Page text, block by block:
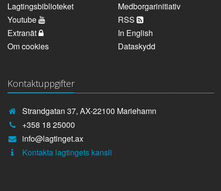
Lagtingsbiblioteket
Medborgarinitiativ
Youtube
RSS
Extranät
In English
Om cookies
Dataskydd
Kontaktuppgifter
Strandgatan 37, AX-22100 Mariehamn
Telefonnummer:
+358 18 25000
E-
post:
info@lagtinget.ax
Fler:
Kontakta lagtingets kansli